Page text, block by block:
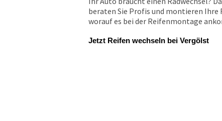
beraten Sie Profis und montieren Ihre
worauf es bei der Reifenmontage
Jetzt Reifen wechseln bei Vergölst